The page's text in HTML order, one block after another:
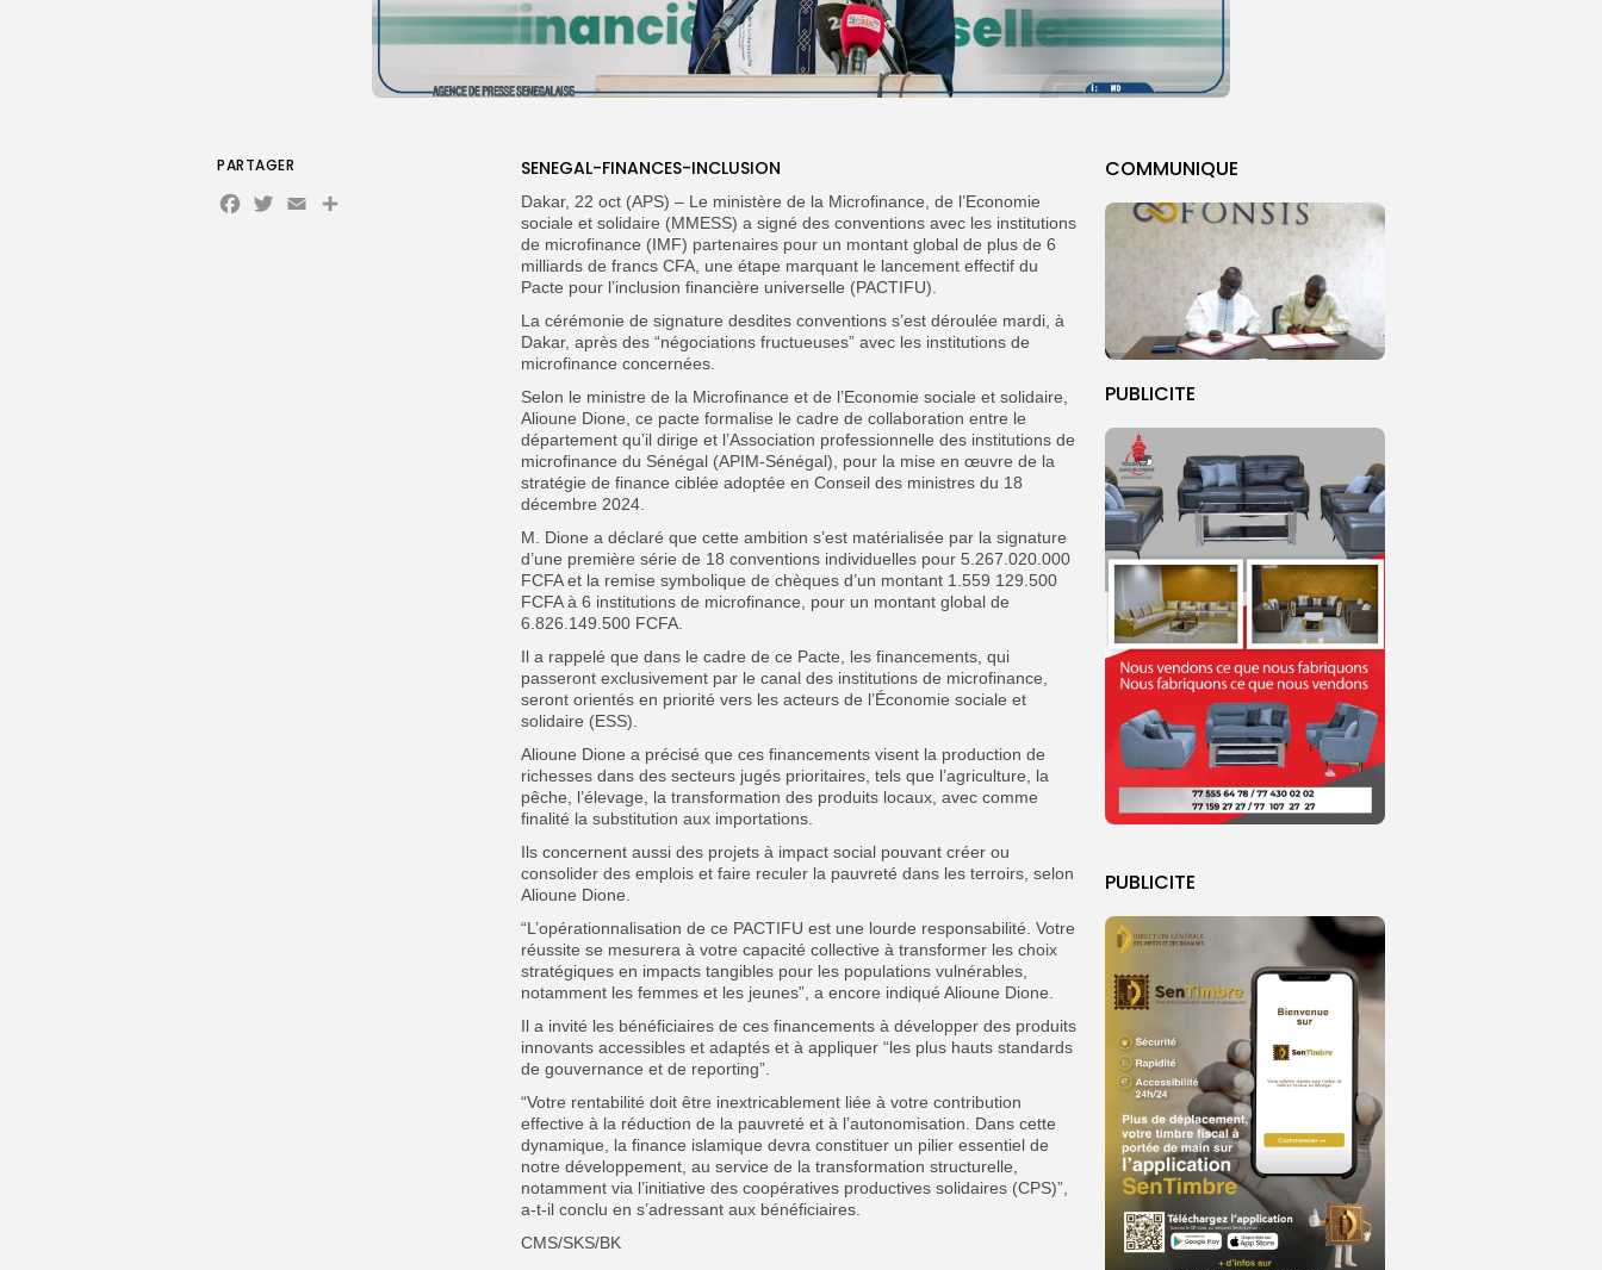
COMMUNIQUE
PUBLICITE
PUBLICITE
SENEGAL-FINANCES-INCLUSION
Dakar, 22 oct (APS) – Le ministère de la Microfinance, de l’Economie
sociale et solidaire (MMESS) a signé des conventions avec les institutions
de microfinance (IMF) partenaires pour un montant global de plus de 6
milliards de francs CFA, une étape marquant le lancement effectif du
Pacte pour l’inclusion financière universelle (PACTIFU).
La cérémonie de signature desdites conventions s’est déroulée mardi, à
Dakar, après des “négociations fructueuses” avec les institutions de
microfinance concernées.
Selon le ministre de la Microfinance et de l’Economie sociale et solidaire,
Alioune Dione, ce pacte formalise le cadre de collaboration entre le
département qu’il dirige et l’Association professionnelle des institutions de
microfinance du Sénégal (APIM-Sénégal), pour la mise en œuvre de la
stratégie de finance ciblée adoptée en Conseil des ministres du 18
décembre 2024.
M. Dione a déclaré que cette ambition s’est matérialisée par la signature
d’une première série de 18 conventions individuelles pour 5.267.020.000
FCFA et la remise symbolique de chèques d’un montant 1.559 129.500
FCFA à 6 institutions de microfinance, pour un montant global de
6.826.149.500 FCFA.
Il a rappelé que dans le cadre de ce Pacte, les financements, qui
passeront exclusivement par le canal des institutions de microfinance,
seront orientés en priorité vers les acteurs de l’Économie sociale et
solidaire (ESS).
Alioune Dione a précisé que ces financements visent la production de
richesses dans des secteurs jugés prioritaires, tels que l’agriculture, la
pêche, l’élevage, la transformation des produits locaux, avec comme
finalité la substitution aux importations.
Ils concernent aussi des projets à impact social pouvant créer ou
consolider des emplois et faire reculer la pauvreté dans les terroirs, selon
Alioune Dione.
“L’opérationnalisation de ce PACTIFU est une lourde responsabilité. Votre
réussite se mesurera à votre capacité collective à transformer les choix
stratégiques en impacts tangibles pour les populations vulnérables,
notamment les femmes et les jeunes”, a encore indiqué Alioune Dione.
Il a invité les bénéficiaires de ces financements à développer des produits
innovants accessibles et adaptés et à appliquer “les plus hauts standards
de gouvernance et de reporting”.
“Votre rentabilité doit être inextricablement liée à votre contribution
effective à la réduction de la pauvreté et à l’autonomisation. Dans cette
dynamique, la finance islamique devra constituer un pilier essentiel de
notre développement, au service de la transformation structurelle,
notamment via l’initiative des coopératives productives solidaires (CPS)”,
a-t-il conclu en s’adressant aux bénéficiaires.
CMS/SKS/BK
PARTAGER
Facebook
Twitter
Email